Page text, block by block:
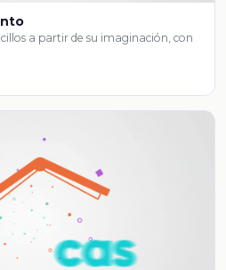
a partir de su imaginación, con